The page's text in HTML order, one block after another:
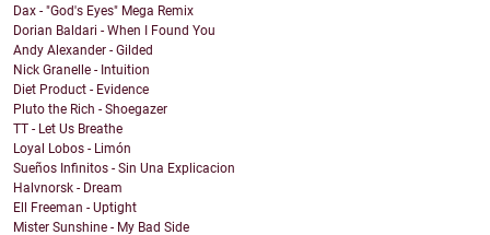
Dax - "God's Eyes" Mega Remix
Dorian Baldari - When I Found You
Andy Alexander - Gilded
Nick Granelle - Intuition
Diet Product - Evidence
Pluto the Rich - Shoegazer
TT - Let Us Breathe
Loyal Lobos - Limón
Sueños Infinitos - Sin Una Explicacion
Halvnorsk - Dream
Ell Freeman - Uptight
Mister Sunshine - My Bad Side